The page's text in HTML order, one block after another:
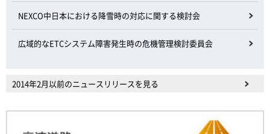
NEXCO中日本における降雪時の対応に関する検討会
広域的なETCシステム障害発生時の危機管理検討委員会
2014年2月以前のニュースリリースを見る